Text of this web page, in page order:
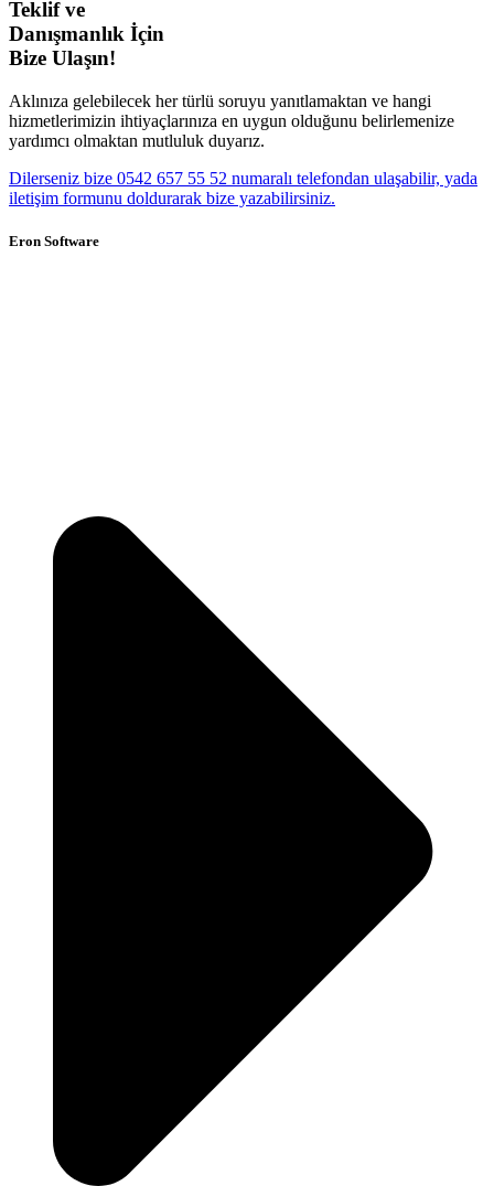
Teklif ve
Danışmanlık İçin
Bize Ulaşın!
Aklınıza gelebilecek her türlü soruyu yanıtlamaktan ve hangi
hizmetlerimizin ihtiyaçlarınıza en uygun olduğunu belirlemenize
yardımcı olmaktan mutluluk duyarız.
Dilerseniz bize 0542 657 55 52 numaralı telefondan ulaşabilir, yada
iletişim formunu doldurarak bize yazabilirsiniz.
Eron Software